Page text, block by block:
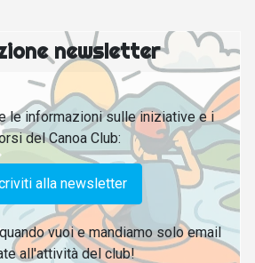
newsletter
le informazioni sulle iniziative e i
del Canoa Club:
alla newsletter
vuoi e mandiamo solo email
all'attività del club!